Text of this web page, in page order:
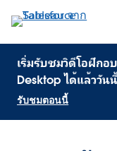
เริ่มรับชมวิดีโอฝึกอ
Desktop ได้แล้ววันนี้
รับชมตอนนี้